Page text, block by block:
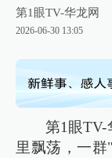
第1眼TV-华龙网
2026-06-30 13:05
第1眼TV-
里飘荡，一